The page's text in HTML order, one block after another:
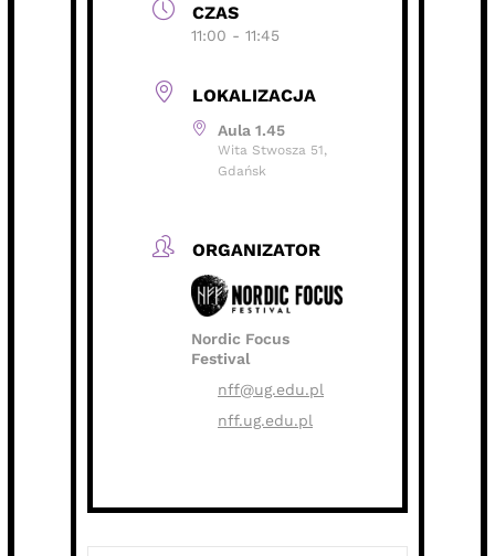
CZAS
11:00 - 11:45
LOKALIZACJA
Aula 1.45
Wita Stwosza 51,
Gdańsk
ORGANIZATOR
Nordic Focus
Festival
nff@ug.edu.pl
nff.ug.edu.pl